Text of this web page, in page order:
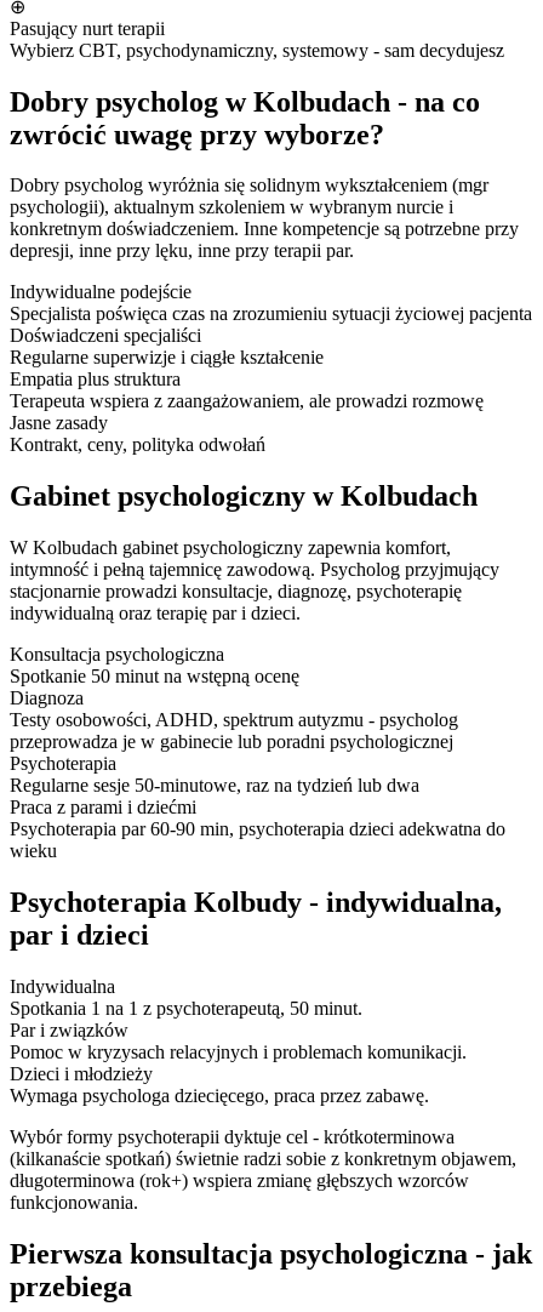
⊕
Pasujący nurt terapii
Wybierz CBT, psychodynamiczny, systemowy - sam decydujesz
Dobry psycholog w Kolbudach - na co
zwrócić uwagę przy wyborze?
Dobry psycholog wyróżnia się solidnym wykształceniem (mgr
psychologii), aktualnym szkoleniem w wybranym nurcie i
konkretnym doświadczeniem. Inne kompetencje są potrzebne przy
depresji, inne przy lęku, inne przy terapii par.
Indywidualne podejście
Specjalista poświęca czas na zrozumieniu sytuacji życiowej pacjenta
Doświadczeni specjaliści
Regularne superwizje i ciągłe kształcenie
Empatia plus struktura
Terapeuta wspiera z zaangażowaniem, ale prowadzi rozmowę
Jasne zasady
Kontrakt, ceny, polityka odwołań
Gabinet psychologiczny w Kolbudach
W Kolbudach gabinet psychologiczny zapewnia komfort,
intymność i pełną tajemnicę zawodową. Psycholog przyjmujący
stacjonarnie prowadzi konsultacje, diagnozę, psychoterapię
indywidualną oraz terapię par i dzieci.
Konsultacja psychologiczna
Spotkanie 50 minut na wstępną ocenę
Diagnoza
Testy osobowości, ADHD, spektrum autyzmu - psycholog
przeprowadza je w gabinecie lub poradni psychologicznej
Psychoterapia
Regularne sesje 50-minutowe, raz na tydzień lub dwa
Praca z parami i dziećmi
Psychoterapia par 60-90 min, psychoterapia dzieci adekwatna do
wieku
Psychoterapia Kolbudy - indywidualna,
par i dzieci
Indywidualna
Spotkania 1 na 1 z psychoterapeutą, 50 minut.
Par i związków
Pomoc w kryzysach relacyjnych i problemach komunikacji.
Dzieci i młodzieży
Wymaga psychologa dziecięcego, praca przez zabawę.
Wybór formy psychoterapii dyktuje cel - krótkoterminowa
(kilkanaście spotkań) świetnie radzi sobie z konkretnym objawem,
długoterminowa (rok+) wspiera zmianę głębszych wzorców
funkcjonowania.
Pierwsza konsultacja psychologiczna - jak
przebiega